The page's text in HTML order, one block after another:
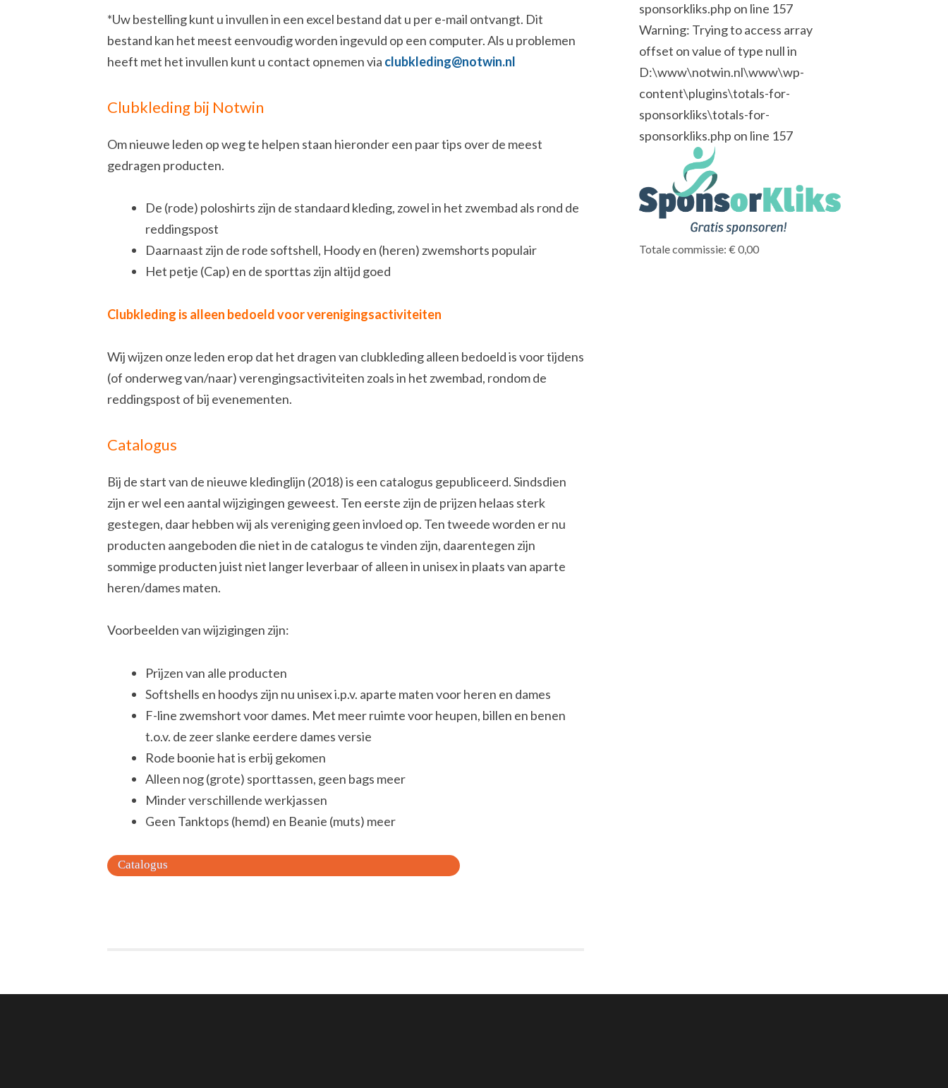
*Uw bestelling kunt u invullen in een excel bestand dat u per e-mail ontvangt. Dit
bestand kan het meest eenvoudig worden ingevuld op een computer. Als u problemen
heeft met het invullen kunt u contact opnemen via clubkleding@notwin.nl
Clubkleding bij Notwin
Om nieuwe leden op weg te helpen staan hieronder een paar tips over de meest
gedragen producten.
De (rode) poloshirts zijn de standaard kleding, zowel in het zwembad als rond de
reddingspost
Daarnaast zijn de rode softshell, Hoody en (heren) zwemshorts populair
Het petje (Cap) en de sporttas zijn altijd goed
Clubkleding is alleen bedoeld voor verenigingsactiviteiten
Wij wijzen onze leden erop dat het dragen van clubkleding alleen bedoeld is voor tijdens
(of onderweg van/naar) verengingsactiviteiten zoals in het zwembad, rondom de
reddingspost of bij evenementen.
Catalogus
Bij de start van de nieuwe kledinglijn (2018) is een catalogus gepubliceerd. Sindsdien
zijn er wel een aantal wijzigingen geweest. Ten eerste zijn de prijzen helaas sterk
gestegen, daar hebben wij als vereniging geen invloed op. Ten tweede worden er nu
producten aangeboden die niet in de catalogus te vinden zijn, daarentegen zijn
sommige producten juist niet langer leverbaar of alleen in unisex in plaats van aparte
heren/dames maten.
Voorbeelden van wijzigingen zijn:
Prijzen van alle producten
Softshells en hoodys zijn nu unisex i.p.v. aparte maten voor heren en dames
F-line zwemshort voor dames. Met meer ruimte voor heupen, billen en benen
t.o.v. de zeer slanke eerdere dames versie
Rode boonie hat is erbij gekomen
Alleen nog (grote) sporttassen, geen bags meer
Minder verschillende werkjassen
Geen Tanktops (hemd) en Beanie (muts) meer
Catalogus
sponsorkliks.php on line 157
Warning: Trying to access array
offset on value of type null in
D:\www\notwin.nl\www\wp-
content\plugins\totals-for-
sponsorkliks\totals-for-
sponsorkliks.php on line 157
Totale commissie: € 0,00